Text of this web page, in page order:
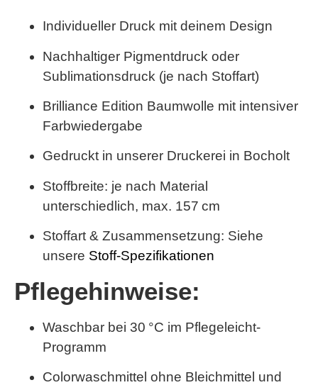
Individueller Druck mit deinem Design
Nachhaltiger Pigmentdruck oder
Sublimationsdruck (je nach Stoffart)
Brilliance Edition Baumwolle mit intensiver
Farbwiedergabe
Gedruckt in unserer Druckerei in Bocholt
Stoffbreite: je nach Material
unterschiedlich, max. 157 cm
Stoffart & Zusammensetzung: Siehe
unsere Stoff-Spezifikationen
Pflegehinweise:
Waschbar bei 30 °C im Pflegeleicht-
Programm
Colorwaschmittel ohne Bleichmittel und